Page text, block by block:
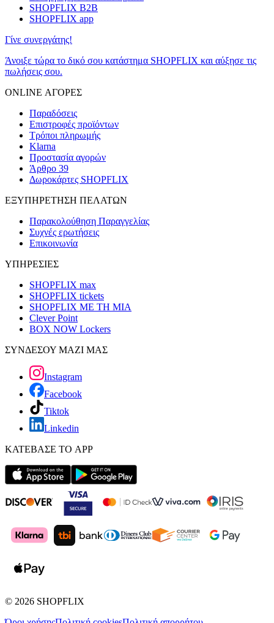
SHOPFLIX B2B
SHOPFLIX app
Γίνε συνεργάτης!
Άνοιξε τώρα το δικό σου κατάστημα SHOPFLIX και αύξησε τις
πωλήσεις σου.
ONLINE ΑΓΟΡΕΣ
Παραδόσεις
Επιστροφές προϊόντων
Τρόποι πληρωμής
Klarna
Προστασία αγορών
Άρθρο 39
Δωροκάρτες SHOPFLIX
ΕΞΥΠΗΡΕΤΗΣΗ ΠΕΛΑΤΩΝ
Παρακολούθηση Παραγγελίας
Συχνές ερωτήσεις
Επικοινωνία
ΥΠΗΡΕΣΙΕΣ
SHOPFLIX max
SHOPFLIX tickets
SHOPFLIX ΜΕ ΤΗ ΜΙΑ
Clever Point
BOX NOW Lockers
ΣΥΝΔΕΣΟΥ ΜΑΖΙ ΜΑΣ
Instagram
Facebook
Tiktok
Linkedin
ΚΑΤΕΒΑΣΕ ΤΟ APP
© 2026 SHOPFLIX